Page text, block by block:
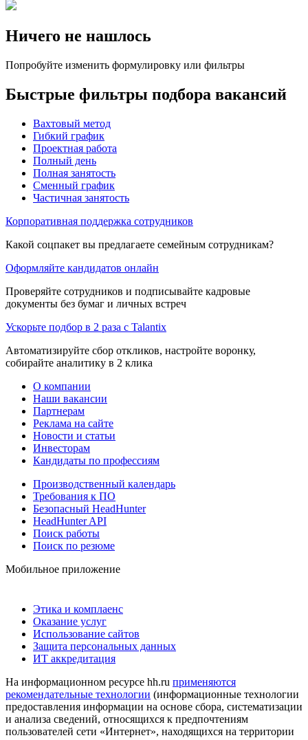
Ничего не нашлось
Попробуйте изменить формулировку или фильтры
Быстрые фильтры подбора вакансий
Вахтовый метод
Гибкий график
Проектная работа
Полный день
Полная занятость
Сменный график
Частичная занятость
Корпоративная поддержка сотрудников
Какой соцпакет вы предлагаете семейным сотрудникам?
Оформляйте кандидатов онлайн
Проверяйте сотрудников и подписывайте кадровые
документы без бумаг и личных встреч
Ускорьте подбор в 2 раза с Talantix
Автоматизируйте сбор откликов, настройте воронку,
собирайте аналитику в 2 клика
О компании
Наши вакансии
Партнерам
Реклама на сайте
Новости и статьи
Инвесторам
Кандидаты по профессиям
Производственный календарь
Требования к ПО
Безопасный HeadHunter
HeadHunter API
Поиск работы
Поиск по резюме
Мобильное приложение
Этика и комплаенс
Оказание услуг
Использование сайтов
Защита персональных данных
ИТ аккредитация
На информационном ресурсе hh.ru применяются
рекомендательные технологии (информационные технологии
предоставления информации на основе сбора, систематизации
и анализа сведений, относящихся к предпочтениям
пользователей сети «Интернет», находящихся на территории